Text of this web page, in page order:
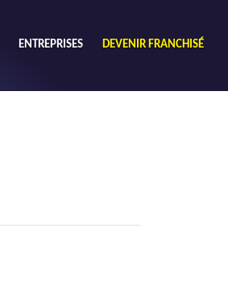
ENTREPRISES DEVENIR FRANCHISÉ